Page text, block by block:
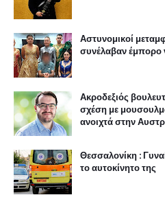
Αστυνομικοί
συνέλαβαν έμπορο
Ακροδεξιός
σχέση με
ανοιχτά στην
Θεσσαλονίκη :
το αυτοκίνητο της